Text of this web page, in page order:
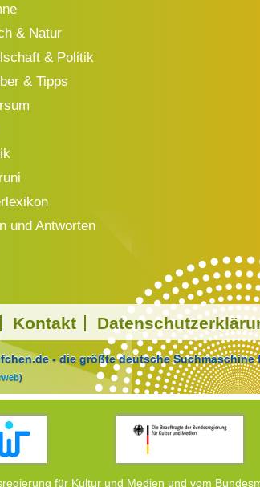
& Natur
& Politik
& Tipps
und Antworten
Kontakt
- die größte deutsche Suchmaschine
)
für Kultur und Medien und vom